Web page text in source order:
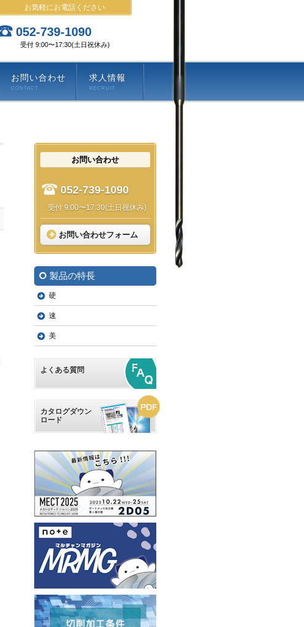
お気軽にお電話ください
052-739-1090
受付 9:00〜17:30(土日祝休み)
お問い合わせ
CONTACT
求人情報
RECRUIT
お問い合わせ
052-739-1090
受付 9:00〜17:30(土日祝休み)
お問い合わせフォーム
製品の特長
硬
速
美
よくある質問
カタログダウン
ロード